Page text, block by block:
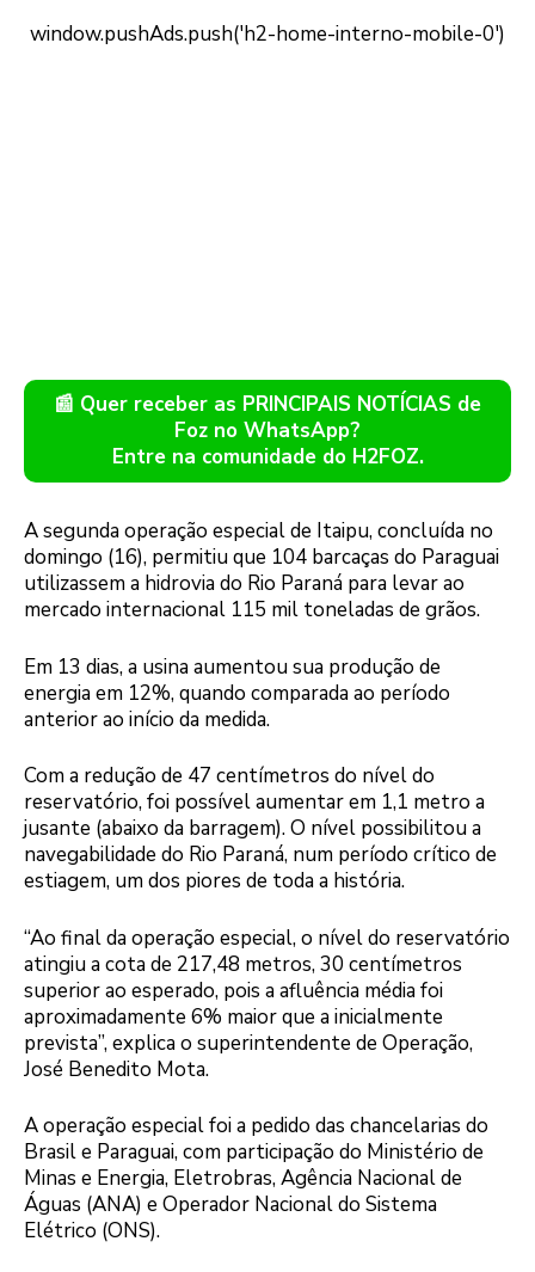
📰 Quer receber as PRINCIPAIS NOTÍCIAS de
Foz no WhatsApp?
Entre na comunidade do H2FOZ.
A segunda operação especial de Itaipu, concluída no
domingo (16), permitiu que 104 barcaças do Paraguai
utilizassem a hidrovia do Rio Paraná para levar ao
mercado internacional 115 mil toneladas de grãos.
Em 13 dias, a usina aumentou sua produção de
energia em 12%, quando comparada ao período
anterior ao início da medida.
Com a redução de 47 centímetros do nível do
reservatório, foi possível aumentar em 1,1 metro a
jusante (abaixo da barragem). O nível possibilitou a
navegabilidade do Rio Paraná, num período crítico de
estiagem, um dos piores de toda a história.
“Ao final da operação especial, o nível do reservatório
atingiu a cota de 217,48 metros, 30 centímetros
superior ao esperado, pois a afluência média foi
aproximadamente 6% maior que a inicialmente
prevista”, explica o superintendente de Operação,
José Benedito Mota.
A operação especial foi a pedido das chancelarias do
Brasil e Paraguai, com participação do Ministério de
Minas e Energia, Eletrobras, Agência Nacional de
Águas (ANA) e Operador Nacional do Sistema
Elétrico (ONS).